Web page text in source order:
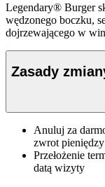
Legendary® Burger
wędzonego boczku,
dojrzewającego w
Zasady
Anuluj za
zwrot pieniędzy
Przełożenie
datą wizyty